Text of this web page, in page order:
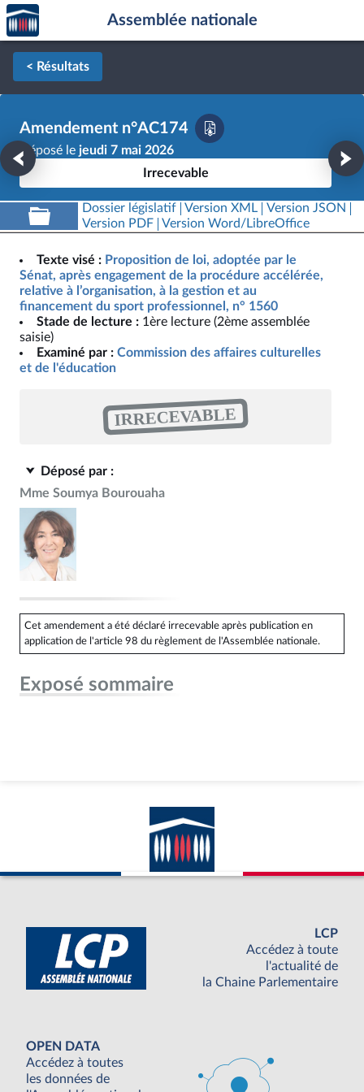
Aller au contenu
Aller en bas de la page
Accèder
à la
page
d'accueil
Assemblée nationale
< Résultats
Amendement n°AC174
Déposé le jeudi 7 mai 2026
Irrecevable
Dossier législatif Version XML
Version JSON
Version PDF
Version Word/LibreOffice
Texte visé : Proposition de loi, adoptée par le
Sénat, après engagement de la procédure accélérée,
relative à l’organisation, à la gestion et au
financement du sport professionnel, n° 1560
Stade de lecture : 1ère lecture (2ème assemblée
saisie)
Examiné par : Commission des affaires culturelles
et de l'éducation
IRRECEVABLE
Déposé par :
Mme Soumya Bourouaha
Cet amendement a été déclaré irrecevable après publication en
application de l'article 98 du règlement de l'Assemblée nationale.
Exposé sommaire
LCP
Accédez à toute
l'actualité de
la Chaine Parlementaire
OPEN DATA
Accédez à toutes
les données de